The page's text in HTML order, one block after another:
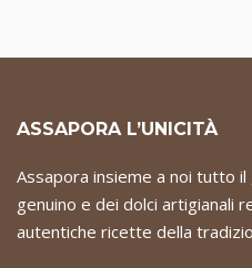
ASSAPORA L’UNICITÀ
Assapora insieme a noi tutto
genuino e dei dolci artigianali
autentiche ricette della